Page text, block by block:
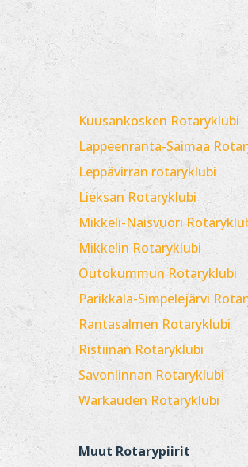
Kuusankosken Rotaryklubi
Lappeenranta-Saimaa
Leppävirran rotaryklubi
Lieksan Rotaryklubi
Mikkeli-Naisvuori
Mikkelin Rotaryklubi
Outokummun Rotaryklubi
Parikkala-Simpelejärvi
Rantasalmen Rotaryklubi
Ristiinan Rotaryklubi
Savonlinnan Rotaryklubi
Warkauden Rotaryklubi
Muut Rotarypiirit